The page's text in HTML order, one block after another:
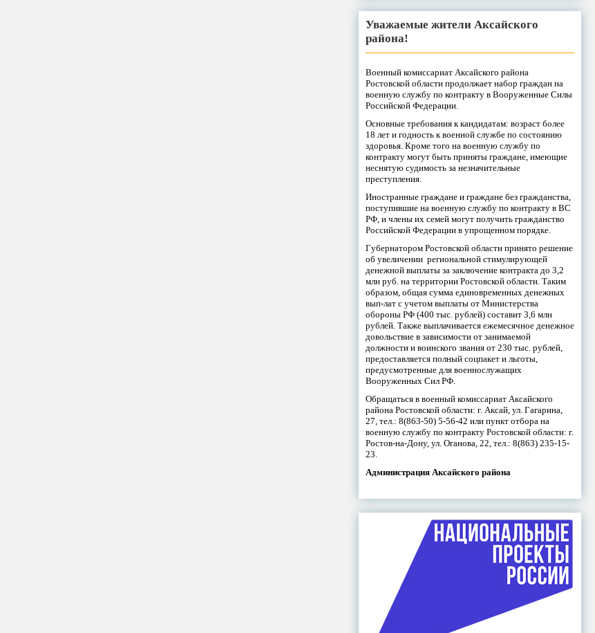
Уважаемые жители Аксайского
района!
Военный комиссариат Аксайского района
Ростовской области продолжает набор граждан на
военную службу по контракту в Вооруженные Силы
Российской Федерации.
Основные требования к кандидатам: возраст более
18 лет и годность к военной службе по состоянию
здоровья. Кроме того на военную службу по
контракту могут быть приняты граждане, имеющие
неснятую судимость за незначительные
преступления.
Иностранные граждане и граждане без гражданства,
поступившие на военную службу по контракту в ВС
РФ, и члены их семей могут получить гражданство
Российской Федерации в упрощенном порядке.
Губернатором Ростовской области принято решение
об увеличении региональной стимулирующей
денежной выплаты за заключение контракта до 3,2
млн руб. на территории Ростовской области. Таким
образом, общая сумма единовременных денежных
вып-лат с учетом выплаты от Министерства
обороны РФ (400 тыс. рублей) составит 3,6 млн
рублей. Также выплачивается ежемесячное денежное
довольствие в зависимости от занимаемой
должности и воинского звания от 230 тыс. рублей,
предоставляется полный соцпакет и льготы,
предусмотренные для военнослужащих
Вооруженных Сил РФ.
Обращаться в военный комиссариат Аксайского
района Ростовской области: г. Аксай, ул. Гагарина,
27, тел.: 8(863-50) 5-56-42 или пункт отбора на
военную службу по контракту Ростовской области: г.
Ростов-на-Дону, ул. Оганова, 22, тел.: 8(863) 235-15-
23.
Администрация Аксайского района